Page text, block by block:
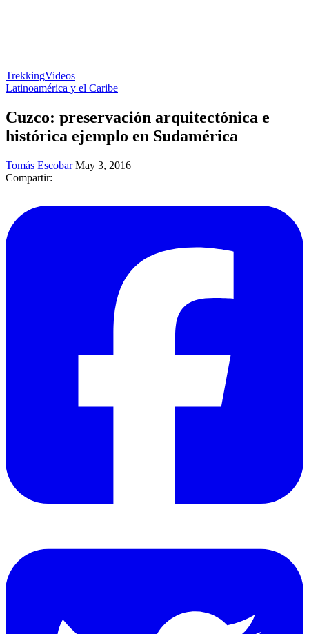
TrekkingVideos
Latinoamérica y el Caribe
Cuzco: preservación arquitectónica e
histórica ejemplo en Sudamérica
Tomás Escobar May 3, 2016
Compartir: